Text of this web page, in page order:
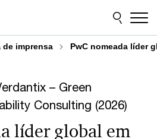
de imprensa PwC nomeada líder
– Green
Consulting (2026)
líder global em